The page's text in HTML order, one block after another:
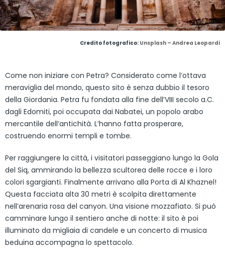
Credito fotografico: Unsplash – Andrea Leopardi
Come non iniziare con Petra? Considerato come l’ottava
meraviglia del mondo, questo sito è senza dubbio il tesoro
della Giordania. Petra fu fondata alla fine dell’VIII secolo a.C.
dagli Edomiti, poi occupata dai Nabatei, un popolo arabo
mercantile dell’antichità. L’hanno fatta prosperare,
costruendo enormi templi e tombe.
Per raggiungere la città, i visitatori passeggiano lungo la Gola
del Siq, ammirando la bellezza scultorea delle rocce e i loro
colori sgargianti. Finalmente arrivano alla Porta di Al Khaznel!
Questa facciata alta 30 metri è scolpita direttamente
nell’arenaria rosa del canyon. Una visione mozzafiato. Si può
camminare lungo il sentiero anche di notte: il sito è poi
illuminato da migliaia di candele e un concerto di musica
beduina accompagna lo spettacolo.